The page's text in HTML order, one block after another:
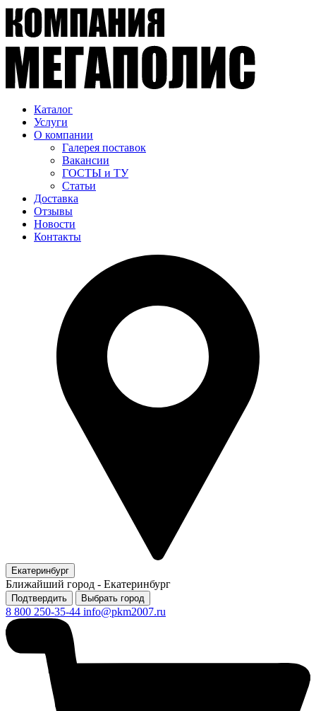
Каталог
Услуги
О компании
Галерея поставок
Вакансии
ГОСТЫ и ТУ
Статьи
Доставка
Отзывы
Новости
Контакты
Екатеринбург
Ближайший город - Екатеринбург
Подтвердить Выбрать город
8 800 250-35-44 info@pkm2007.ru